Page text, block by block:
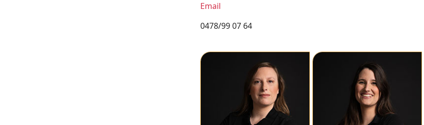
Email
0478/99 07 64